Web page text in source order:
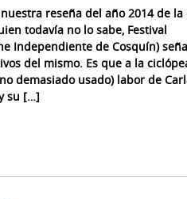
nuestra reseña del año 2014 de
todavía no lo sabe, Festival
Independiente de Cosquín)
del mismo. Es que a la
demasiado usado) labor de
su […]